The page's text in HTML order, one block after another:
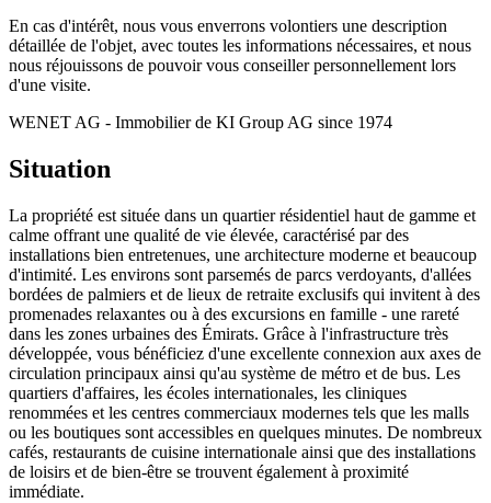
En cas d'intérêt, nous vous enverrons volontiers une description
détaillée de l'objet, avec toutes les informations nécessaires, et nous
nous réjouissons de pouvoir vous conseiller personnellement lors
d'une visite.
WENET AG - Immobilier de KI Group AG since 1974
Situation
La propriété est située dans un quartier résidentiel haut de gamme et
calme offrant une qualité de vie élevée, caractérisé par des
installations bien entretenues, une architecture moderne et beaucoup
d'intimité. Les environs sont parsemés de parcs verdoyants, d'allées
bordées de palmiers et de lieux de retraite exclusifs qui invitent à des
promenades relaxantes ou à des excursions en famille - une rareté
dans les zones urbaines des Émirats. Grâce à l'infrastructure très
développée, vous bénéficiez d'une excellente connexion aux axes de
circulation principaux ainsi qu'au système de métro et de bus. Les
quartiers d'affaires, les écoles internationales, les cliniques
renommées et les centres commerciaux modernes tels que les malls
ou les boutiques sont accessibles en quelques minutes. De nombreux
cafés, restaurants de cuisine internationale ainsi que des installations
de loisirs et de bien-être se trouvent également à proximité
immédiate.